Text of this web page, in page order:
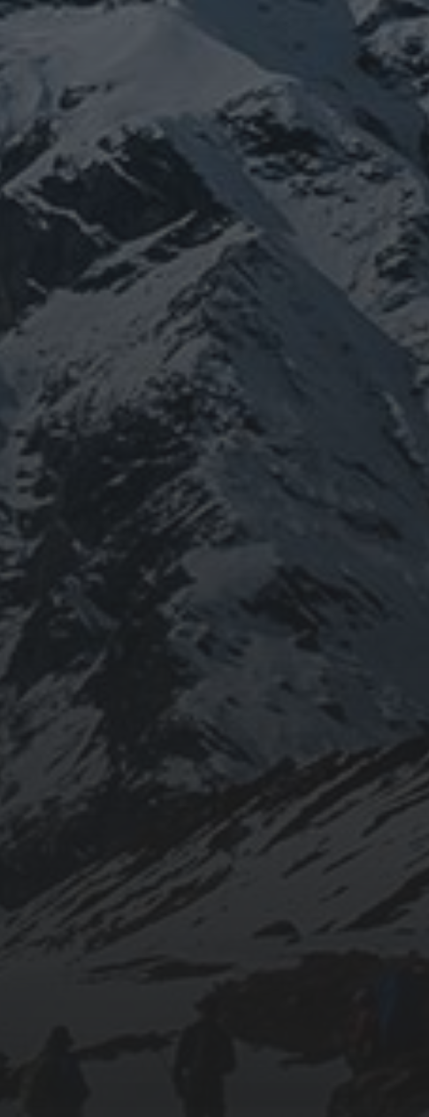
鹿島神宮
ねたり、ネパール訪ねたり。沢山ご縁があ
取りしてご供養させていただきます。